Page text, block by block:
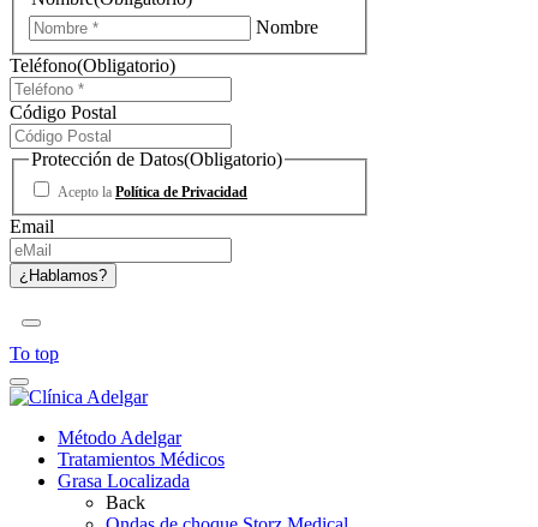
Nombre
Teléfono(Obligatorio)
Código Postal
Protección de Datos(Obligatorio)
Acepto la Política de Privacidad
Email
To top
Método Adelgar
Tratamientos Médicos
Grasa Localizada
Back